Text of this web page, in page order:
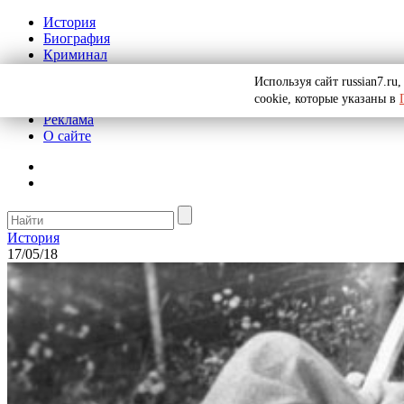
История
Биография
Криминал
Реклама
О сайте
История
17/05/18
Используя сайт
cookie, которые указаны в